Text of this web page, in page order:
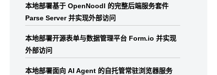
本地部署基于 OpenNoodl 的完整后端服务套件
Parse Server 并实现外部访问
本地部署开源表单与数据管理平台 Form.io 并实现
外部访问
本地部署面向 AI Agent 的自托管常驻浏览器服务